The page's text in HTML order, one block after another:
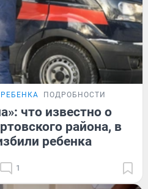
ПОДРОБНОСТИ
что известно о
района, в
ребенка
1